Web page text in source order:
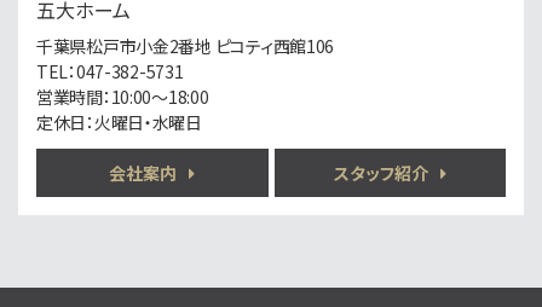
満室稼働の収益アパート 表面利回り7.5％ 土地…
第6位
3,199万円
3ＬＤＫ
小金城趾駅
バ2分・歩15分
五大ホーム
千葉県松戸市小金2番地 ピコティ西館106
TEL：047-382-5731
営業時間：10:00～18:00
定休日：火曜日・水曜日
会社案内 スタッフ紹介